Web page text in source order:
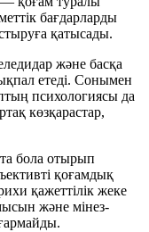
бағдарларды
қатысады.
және басқа
етеді. Сонымен
психологиясы да
көзқарастар,
бола отырып
қоғамдық
қажеттілік жеке
және мінез-